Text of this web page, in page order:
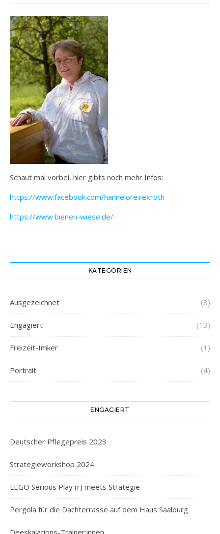
Schaut mal vorbei, hier gibts noch mehr Infos:
https://www.facebook.com/hannelore.rexroth
https://www.bienen-wiese.de/
KATEGORIEN
Ausgezeichnet (8)
Engagiert (13)
Freizeit-Imker (1)
Portrait (4)
ENGAGIERT
Deutscher Pflegepreis 2023
Strategieworkshop 2024
LEGO Serious Play (r) meets Strategie
Pergola für die Dachterrasse auf dem Haus Saalburg